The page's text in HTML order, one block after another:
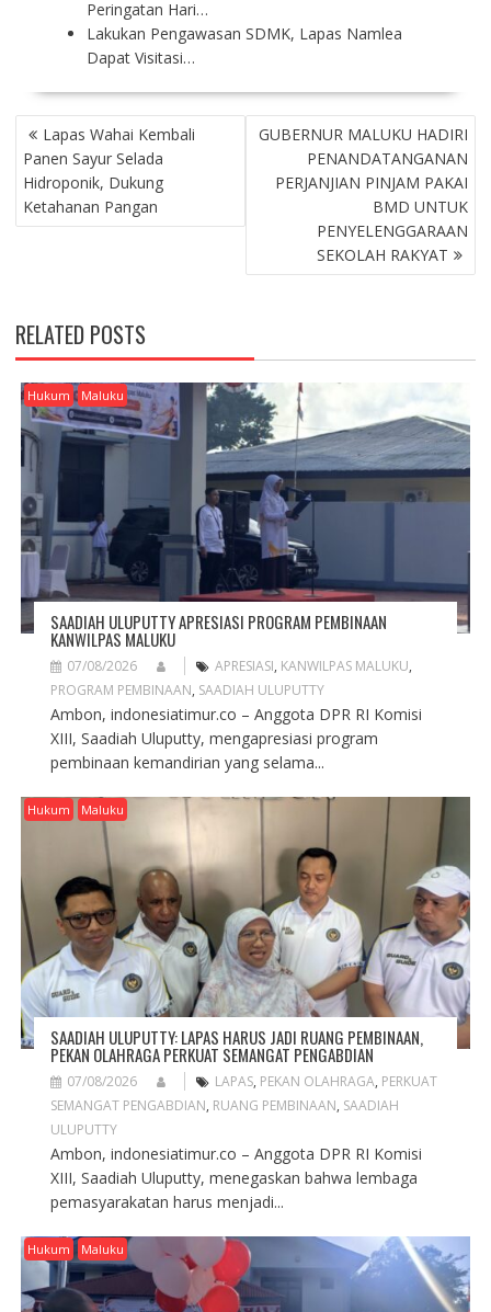
Peringatan Hari…
Lakukan Pengawasan SDMK, Lapas Namlea
Dapat Visitasi…
P
O
S
T
N
G
A
T
O
N
Lapas Wahai Kembali
Panen Sayur Selada
Hidroponik, Dukung
Ketahanan Pangan
GUBERNUR MALUKU HADIRI
PENANDATANGANAN
PERJANJIAN PINJAM PAKAI
BMD UNTUK
PENYELENGGARAAN
SEKOLAH RAKYAT
RELATED POSTS
Hukum Maluku
SAADIAH ULUPUTTY APRESIASI PROGRAM PEMBINAAN
KANWILPAS MALUKU
07/08/2026 APRESIASI, KANWILPAS MALUKU,
PROGRAM PEMBINAAN, SAADIAH ULUPUTTY
Ambon, indonesiatimur.co – Anggota DPR RI Komisi
XIII, Saadiah Uluputty, mengapresiasi program
pembinaan kemandirian yang selama...
Hukum Maluku
SAADIAH ULUPUTTY: LAPAS HARUS JADI RUANG PEMBINAAN,
PEKAN OLAHRAGA PERKUAT SEMANGAT PENGABDIAN
07/08/2026 LAPAS, PEKAN OLAHRAGA, PERKUAT
SEMANGAT PENGABDIAN, RUANG PEMBINAAN, SAADIAH
ULUPUTTY
Ambon, indonesiatimur.co – Anggota DPR RI Komisi
XIII, Saadiah Uluputty, menegaskan bahwa lembaga
pemasyarakatan harus menjadi...
Hukum Maluku